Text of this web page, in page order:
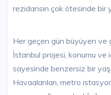
rezidansın çok ötesinde bir
Her geçen gün büyüyen ve
İstanbul projesi, konumu
sayesinde benzersiz bir
Havaalanları, metro